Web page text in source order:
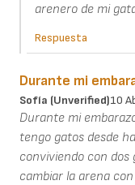
arenero de mi
Respuesta
Durante mi
Sofía (unverified)10
Durante mi
tengo gatos desde
conviviendo con dos
cambiar la arena